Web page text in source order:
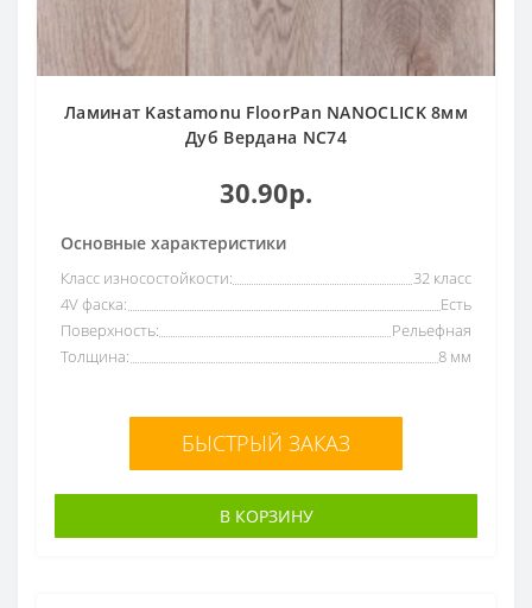
Ламинат Kastamonu FloorPan NANOCLICK 8мм
Дуб Вердана NC74
30.90р.
Основные характеристики
Класс износостойкости:
32 класс
4V фаска:
Есть
Поверхность:
Рельефная
Толщина:
8 мм
БЫСТРЫЙ ЗАКАЗ
В КОРЗИНУ